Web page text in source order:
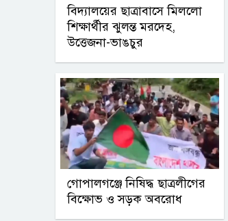
বিদ্যালয়ের ছাত্রাবাসে মিললো
শিক্ষার্থীর ঝুলন্ত মরদেহ,
উত্তেজনা-ভাঙচুর
গোপালগঞ্জে নিষিদ্ধ ছাত্রলীগের
বিক্ষোভ ও সড়ক অবরোধ